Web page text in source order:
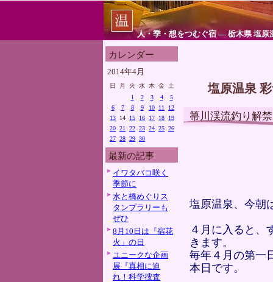
人・季・想をつむぐ宿 ― 栃木県 塩原
カレンダー
2014年4月
日 月 火 水 木 金
土
1
2 3 4
5
6
7 8 9 10 11
12
13
14 15 16 17 18
19
20 21 22 23 24 25 26
27 28 29 30
最新の記事
イワタバコ咲く
季節に
水と橋めぐりス
タンプラリーも
ぜひ
8月10日は『宿花
火」の日
ユニークな企画
展『真相に迫
れ！科学捜査
塩原温泉
箒川渓流釣り解禁
塩原温泉、今朝
４月に入ると、
きます。
毎年４月の第一
本日です。